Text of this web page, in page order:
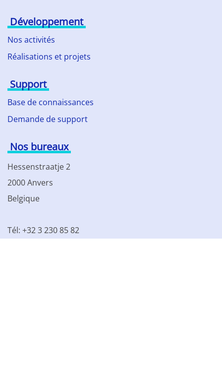
Développement
Nos activités
Réalisations et projets
Support
Base de connaissances
Demande de support
Nos bureaux
Hessenstraatje 2
2000 Anvers
Belgique
Tél: +32 3 230 85 82